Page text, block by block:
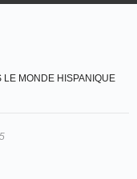
MONDE HISPANIQUE